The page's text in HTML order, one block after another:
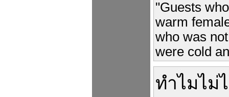
"Guests
warm
who was
were cold
ทำไมไม่